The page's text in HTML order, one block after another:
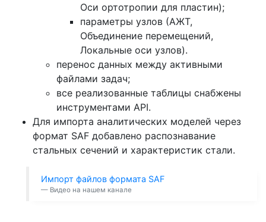
Оси ортотропии для пластин);
параметры узлов (АЖТ,
Объединение перемещений,
Локальные оси узлов).
перенос данных между активными
файлами задач;
все реализованные таблицы снабжены
инструментами API.
Для импорта аналитических моделей через
формат SAF добавлено распознавание
стальных сечений и характеристик стали.
Импорт файлов формата SAF
Видео на нашем канале